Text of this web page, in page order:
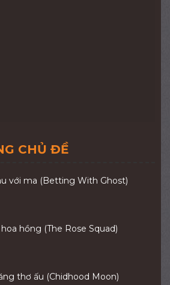
CHỦ ĐỀ
với ma (Betting With Ghost)
hồng (The Rose Squad)
thơ ấu (Chidhood Moon)